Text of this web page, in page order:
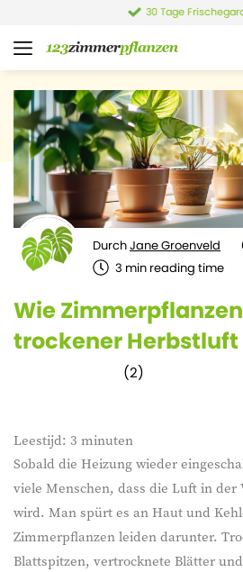
4,4 von 6.021
DurchJane Groenveld
3 min reading time
Wie
trockener Herbstluft
(2)
Leestijd: 3 minuten
Sobald die Heizung wieder
viele Menschen, dass die Luft in der
wird. Man spürt es an Haut und
Zimmerpflanzen leiden darunter.
Blattspitzen, vertrocknete Blätter